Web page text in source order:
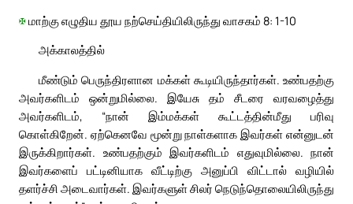
✠மாற்கு எழுதிய தூய நற்செய்தியிலிருந்து வாசகம் 8: 1-10
அக்காலத்தில்
மீண்டும் பெருந்திரளான மக்கள் கூடியிருந்தார்கள். உண்பதற்கு
அவர்களிடம் ஒன்றுமில்லை. இயேசு தம் சீடரை வரவழைத்து
அவர்களிடம், “நான் இம்மக்கள் கூட்டத்தின்மீது பரிவு
கொள்கிறேன். ஏற்கெனவே மூன்று நாள்களாக இவர்கள் என்னுடன்
இருக்கிறார்கள். உண்பதற்கும் இவர்களிடம் எதுவுமில்லை. நான்
இவர்களைப் பட்டினியாக வீட்டிற்கு அனுப்பி விட்டால் வழியில்
தளர்ச்சி அடைவார்கள். இவர்களுள் சிலர் நெடுந்தொலையிலிருந்து